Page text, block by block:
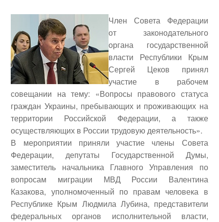
Член Совета Федерации
от законодательного
органа государственной
власти Республики Крым
Сергей Цеков принял
участие в рабочем
совещании на тему: «Вопросы правового статуса
граждан Украины, пребывающих и проживающих на
территории Российской Федерации, а также
осуществляющих в России трудовую деятельность».
В мероприятии приняли участие члены Совета
Федерации, депутаты Государственной Думы,
заместитель начальника Главного Управления по
вопросам миграции МВД России Валентина
Казакова, уполномоченный по правам человека в
Республике Крым Людмила Лубина, представители
федеральных органов исполнительной власти,